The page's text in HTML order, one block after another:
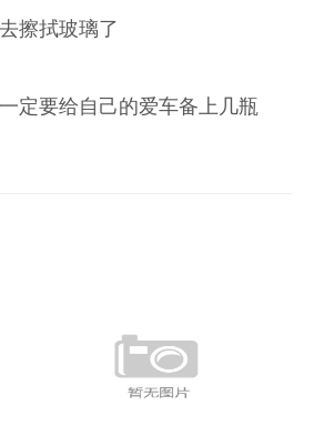
擦拭玻璃了
定要给自己的爱车备上几瓶